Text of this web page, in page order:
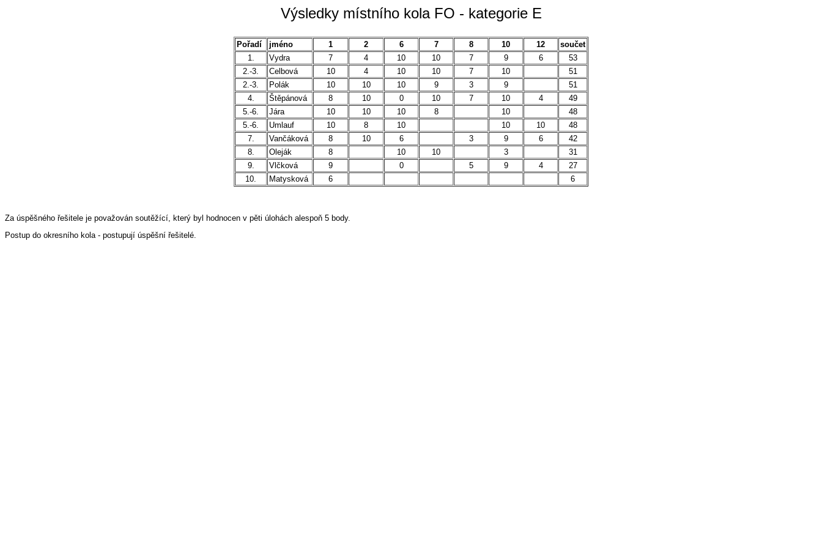
Výsledky místního kola FO - kategorie E
Pořadí jméno 1 2 6 7 8 10 12
součet
1.
Vydra 7 4 10 10 7 9 6
53
2.-3.
Celbová 10 4 10 10 7 10
51
2.-3.
Polák 10 10 10 9 3 9
51
4.
Štěpánová 8 10 0 10 7 10 4
49
5.-6.
Jára 10 10 10 8 10
48
5.-6.
Umlauf 10 8 10 10 10
48
7.
Vančáková 8 10 6 3 9 6
42
8.
Oleják 8 10 10 3
31
9.
Vlčková 9 0 5 9 4
27
10.
Matysková 6 6
Za úspěšného řešitele je považován soutěžící, který byl hodnocen v pěti úlohách alespoň 5 body.
Postup do okresního kola - postupují úspěšní řešitelé.